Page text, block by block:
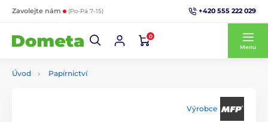
Zavolejte nám (Po-Pá 7-15) +420 555 222 029
0
Menu
Úvod Papírnictví
Výrobce